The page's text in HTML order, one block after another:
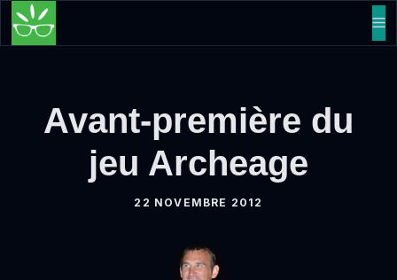
Aller
Avant-première du
jeu Archeage
22 NOVEMBRE 2012